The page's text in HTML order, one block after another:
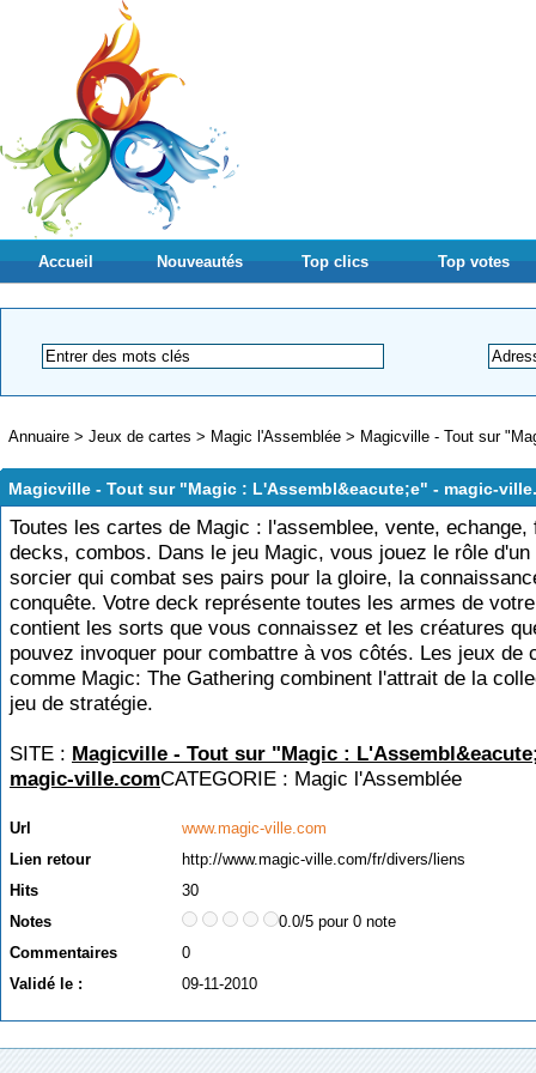
Accueil Nouveautés Top clics Top votes
Annuaire > Jeux de cartes > Magic l'Assemblée > Magicville - Tout sur
Magicville - Tout sur "Magic : L'Assembl&eacute;e" - magic-
Toutes les cartes de Magic : l'assemblee, vente, echange,
decks, combos. Dans le jeu Magic, vous jouez le rôle d'un
sorcier qui combat ses pairs pour la gloire, la
conquête. Votre deck représente toutes les armes de
contient les sorts que vous connaissez et les créatures
pouvez invoquer pour combattre à vos côtés. Les jeux de
comme Magic: The Gathering combinent l'attrait de la
jeu de stratégie.
SITE : Magicville - Tout sur "Magic :
magic-ville.comCATEGORIE : Magic l'Assemblée
Url
www.magic-ville.com
Lien retour
http://www.magic-ville.com/fr/divers/liens
Hits
30
Notes
0.0/5 pour 0 note
Commentaires
0
Validé le :
09-11-2010